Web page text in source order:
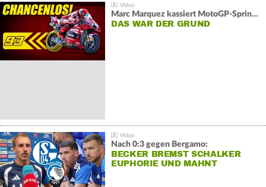
Marc Marquez kassiert MotoGP-Sprint-Schlappe:
DAS WAR DER GRUND
Nach 0:3 gegen Bergamo:
BECKER BREMST SCHALKER
EUPHORIE UND MAHNT